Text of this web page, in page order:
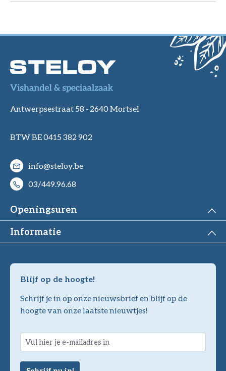
Antwerpsestraat 58 - 2640 Mortsel
BTW BE 0415 382 902
info@steloy.be
03/449.96.68
Openingsuren
Informatie
Blijf op de hoogte!
Schrijf je in op onze nieuwsbrief en blijf op de
hoogte van onze laatste nieuwtjes!